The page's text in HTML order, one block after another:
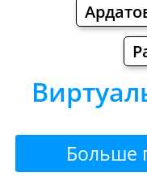
Больше